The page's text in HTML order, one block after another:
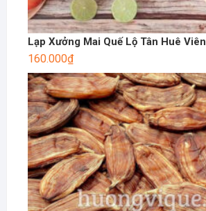
Lạp Xưởng Mai Quế Lộ Tân Huê Viên
160.000₫